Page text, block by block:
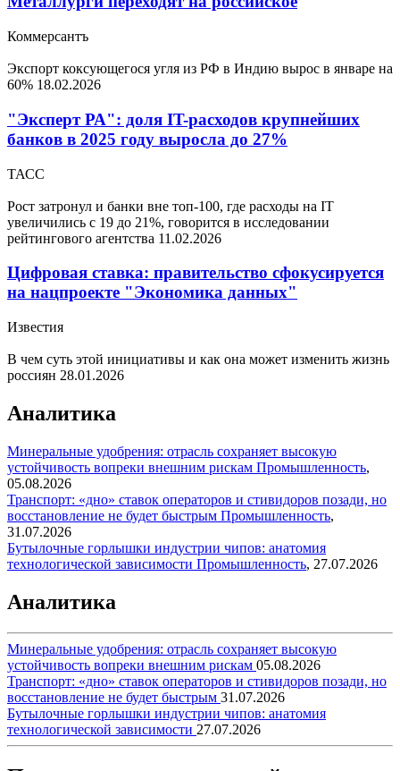
Коммерсантъ
Экспорт коксующегося угля из РФ в Индию вырос в январе на
60% 18.02.2026
"Эксперт РА": доля IT-расходов крупнейших
банков в 2025 году выросла до 27%
ТАСС
Рост затронул и банки вне топ-100, где расходы на IT
увеличились с 19 до 21%, говорится в исследовании
рейтингового агентства 11.02.2026
Цифровая ставка: правительство сфокусируется
на нацпроекте "Экономика данных"
Известия
В чем суть этой инициативы и как она может изменить жизнь
россиян 28.01.2026
Аналитика
Минеральные удобрения: отрасль сохраняет высокую
устойчивость вопреки внешним рискам Промышленность,
05.08.2026
Транспорт: «дно» ставок операторов и стивидоров позади, но
восстановление не будет быстрым Промышленность,
31.07.2026
Бутылочные горлышки индустрии чипов: анатомия
технологической зависимости Промышленность, 27.07.2026
Аналитика
Минеральные удобрения: отрасль сохраняет высокую
устойчивость вопреки внешним рискам 05.08.2026
Транспорт: «дно» ставок операторов и стивидоров позади, но
восстановление не будет быстрым 31.07.2026
Бутылочные горлышки индустрии чипов: анатомия
технологической зависимости 27.07.2026